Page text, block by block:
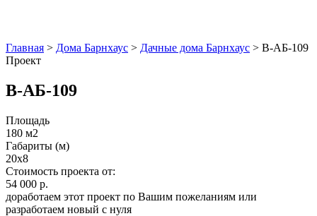
Главная > Дома Барнхаус > Дачные дома Барнхаус > В-АБ-109
Проект
В-АБ-109
Площадь
180 м2
Габариты (м)
20x8
Стоимость проекта от:
54 000 р.
доработаем этот проект по Вашим пожеланиям или
разработаем новый с нуля